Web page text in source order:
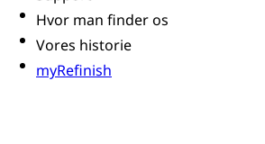
Hvor man finder os
Vores historie
myRefinish